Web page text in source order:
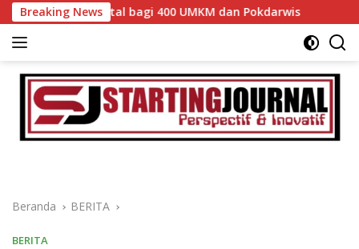
Langsung
ke
konten
Breaking News
Digital bagi 400 UMKM dan Pokdarwis Bupati Eka
Beranda BERITA
BERITA